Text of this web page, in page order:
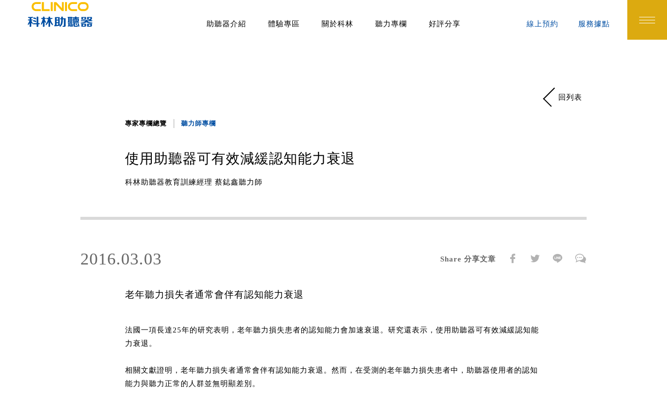
助聽器介紹 體驗專區 關於科林 聽力專欄 好評分享 線上預約 服務據點
專家專欄總覽 聽力師專欄
回列表
使用助聽器可有效減緩認知能力衰退
科林助聽器教育訓練經理 蔡鋕鑫聽力師
2016.03.03 Share 分享文章
老年聽力損失者通常會伴有認知能力衰退
法國一項長達25年的研究表明，老年聽力損失患者的認知能力會加速衰退。研究還表示，使用助聽器可有效減緩認知能
力衰退。
相關文獻證明，老年聽力損失者通常會伴有認知能力衰退。然而，在受測的老年聽力損失患者中，助聽器使用者的認知
能力與聽力正常的人群並無明顯差別。